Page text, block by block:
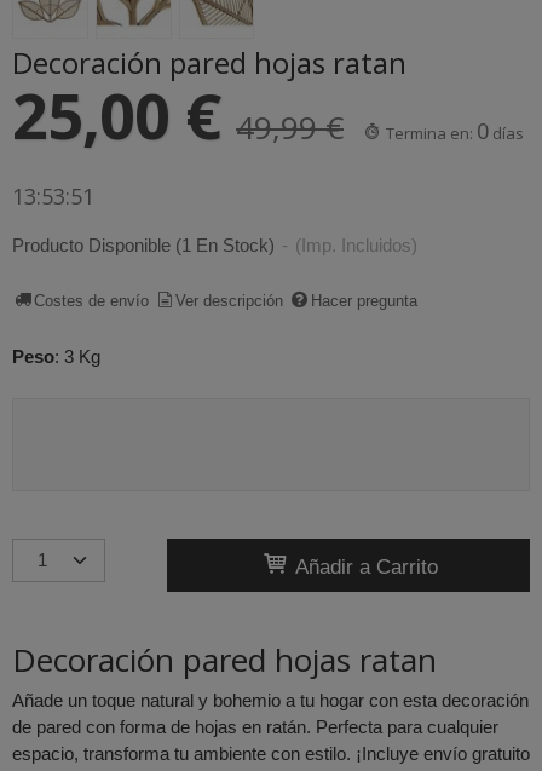
Decoración pared hojas ratan
25,00 € 49,99 € Termina en: 0 días
13:53:50
Producto Disponible (1 En Stock) - (Imp. Incluidos)
Costes de envío Ver descripción Hacer pregunta
Peso: 3 Kg
Añadir a Carrito
Decoración pared hojas ratan
Añade un toque natural y bohemio a tu hogar con esta decoración
de pared con forma de hojas en ratán. Perfecta para cualquier
espacio, transforma tu ambiente con estilo. ¡Incluye envío gratuito